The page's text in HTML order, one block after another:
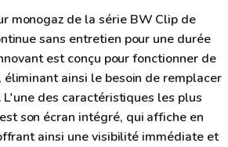
monogaz de la série BW Clip de
sans entretien pour une durée
est conçu pour fonctionner de
ainsi le besoin de remplacer
des caractéristiques les plus
son écran intégré, qui affiche en
ainsi une visibilité immédiate et